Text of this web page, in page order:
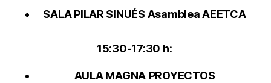
SALA PILAR SINUÉS Asamblea AEETCA
15:30-17:30 h:
AULA MAGNA PROYECTOS